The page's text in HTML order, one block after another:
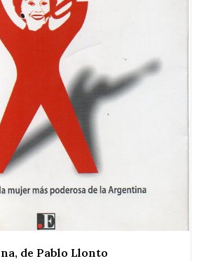
de Pablo Llonto